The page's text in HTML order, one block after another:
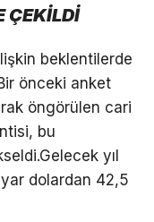
ÇEKİLDİ
beklentilerde
önceki anket
öngörülen cari
bu
yıl
dolardan 42,5